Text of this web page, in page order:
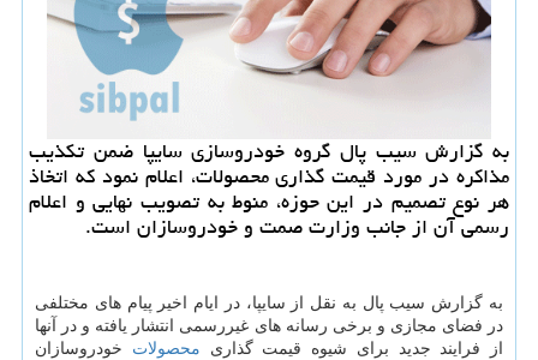
به گزارش سیب پال گروه خودروسازی سایپا ضمن تكذیب
مذاكره در مورد قیمت گذاری محصولات، اعلام نمود كه اتخاذ
هر نوع تصمیم در این حوزه، منوط به تصویب نهایی و اعلام
رسمی آن از جانب وزارت صمت و خودروسازان است.
به گزارش سیب پال به نقل از سایپا، در ایام اخیر پیام های مختلفی
در فضای مجازی و برخی رسانه های غیررسمی انتشار یافته و در آنها
از فرایند جدید برای شیوه قیمت گذاری محصولات خودروسازان